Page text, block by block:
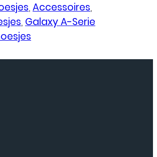
,Accessoires,
, Galaxy A-Serie